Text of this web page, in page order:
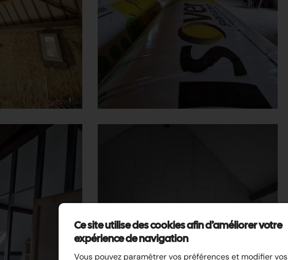
Ce site utilise des cookies afin d’améliorer votre
expérience de navigation
Vous pouvez paramétrer vos préférences et modifier vos